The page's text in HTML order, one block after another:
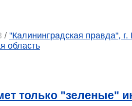
/ "Калининградская правда",
область
только "зеленые"